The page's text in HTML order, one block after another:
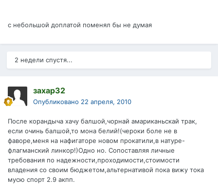
с небольшой доплатой поменял бы не думая
2 недели спустя...
захар32
Опубликовано 22 апреля, 2010
После корандыча хачу балшой,чорнай амариканьскай трак,
если очинь балшой,то мона белий!(чероки боле не в
фаворе,меня на нафигаторе новом прокатили,в натуре-
флагманский линкор!)Одно но. Сопоставляя личные
требования по надежности,проходимости,стоимости
владения со своим бюджетом,альтернативой пока вижу тока
мусю спорт 2.9 акпп.